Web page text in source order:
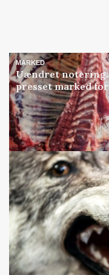
MARKED
Uændret
presset marked